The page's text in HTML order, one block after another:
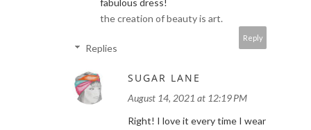
fabulous dress!
the creation of beauty is art.
Reply
Replies
SUGAR LANE
August 14, 2021 at 12:19 PM
Right! I love it every time I wear